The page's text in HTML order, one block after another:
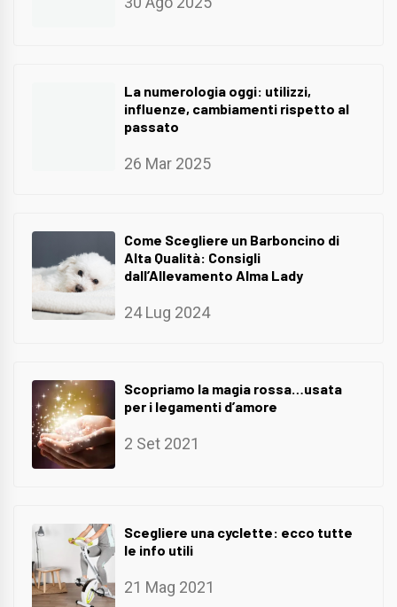
La numerologia oggi: utilizzi,
influenze, cambiamenti rispetto al
passato
26 Mar 2025
Come Scegliere un Barboncino di
Alta Qualità: Consigli
dall’Allevamento Alma Lady
24 Lug 2024
Scopriamo la magia rossa…usata
per i legamenti d’amore
2 Set 2021
Scegliere una cyclette: ecco tutte
le info utili
21 Mag 2021